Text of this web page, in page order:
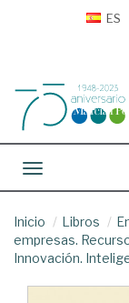
ES
Toggle
Inicio Libros
empresas.
Innovación.